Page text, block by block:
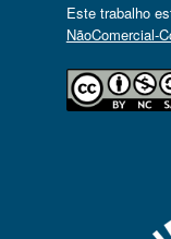
Este trabalho
NãoComercial-